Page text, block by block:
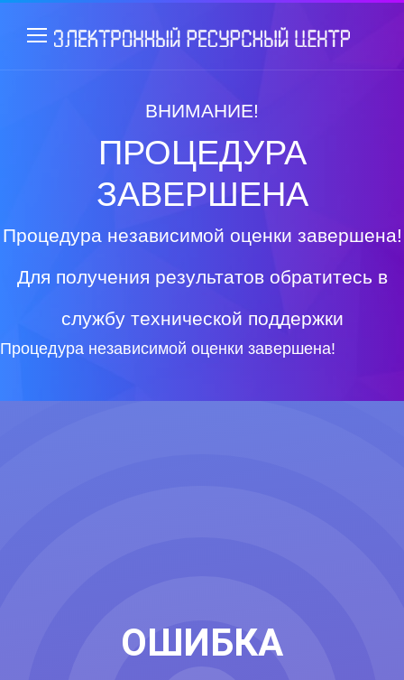
ВНИМАНИЕ!
ПРОЦЕДУРА
ЗАВЕРШЕНА
Процедура независимой оценки завершена!
Для получения результатов обратитесь в
службу технической поддержки
Процедура независимой оценки завершена!
ОШИБКА